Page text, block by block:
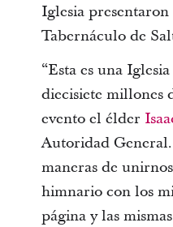
Iglesia
Tabernáculo de
“Esta es una
diecisiete millones
evento el élder
Autoridad General.
maneras de
himnario con los
página y las